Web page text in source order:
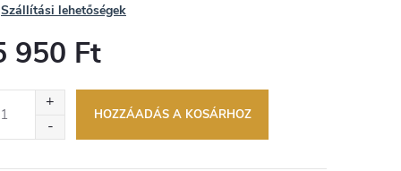
Szállítási lehetőségek
950 Ft
HOZZÁADÁS A KOSÁRHOZ